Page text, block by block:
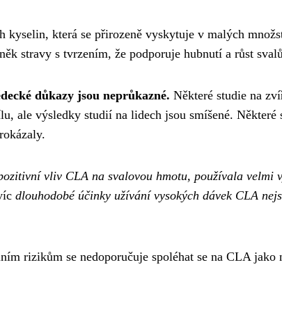
která se přirozeně vyskytuje v malých
stravy s tvrzením, že podporuje hubnutí a růst
důkazy jsou neprůkazné. Některé studie na
ale výsledky studií na lidech jsou smíšené. Některé
vliv CLA na svalovou hmotu, používala velmi
dlouhodobé účinky užívání vysokých dávek CLA
rizikům se nedoporučuje spoléhat se na CLA jako